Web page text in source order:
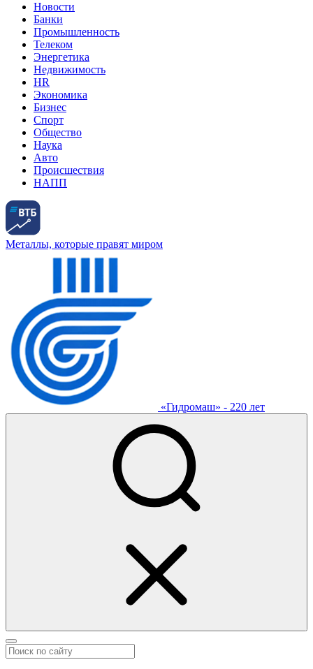
Новости
Банки
Промышленность
Телеком
Энергетика
Недвижимость
HR
Экономика
Бизнес
Спорт
Общество
Наука
Авто
Происшествия
НАПП
Металлы, которые правят миром
«Гидромаш» - 220 лет